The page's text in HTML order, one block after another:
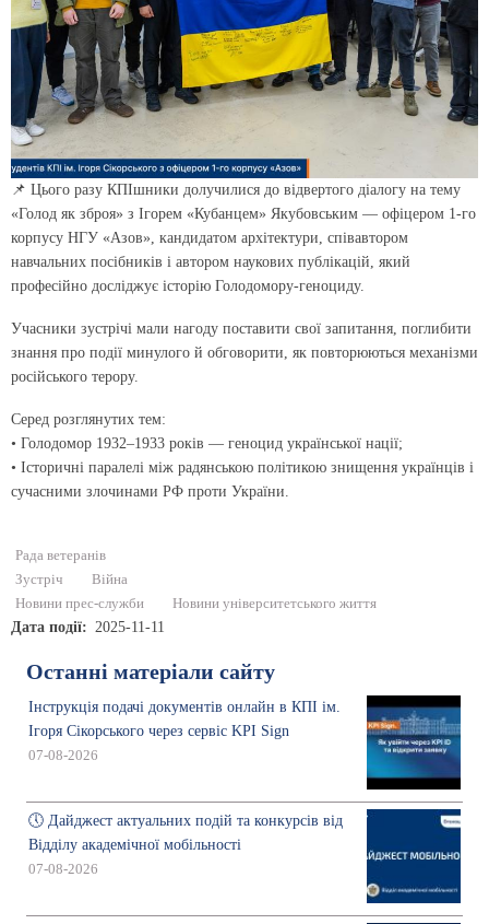
📌 Цього разу КПІшники долучилися до відвертого діалогу на тему
«Голод як зброя» з Ігорем «Кубанцем» Якубовським — офіцером 1-го
корпусу НГУ «Азов», кандидатом архітектури, співавтором
навчальних посібників і автором наукових публікацій, який
професійно досліджує історію Голодомору-геноциду.
Учасники зустрічі мали нагоду поставити свої запитання, поглибити
знання про події минулого й обговорити, як повторюються механізми
російського терору.
Серед розглянутих тем:
• Голодомор 1932–1933 років — геноцид української нації;
• Історичні паралелі між радянською політикою знищення українців і
сучасними злочинами РФ проти України.
Рада ветеранів
Зустріч
Війна
Новини прес-служби
Новини університетського життя
Дата події 2025-11-11
Останні матеріали сайту
Інструкція подачі документів онлайн в КПІ ім.
Ігоря Сікорського через сервіс KPI Sign
07-08-2026
🕔 Дайджест актуальних подій та конкурсів від
Відділу академічної мобільності
07-08-2026